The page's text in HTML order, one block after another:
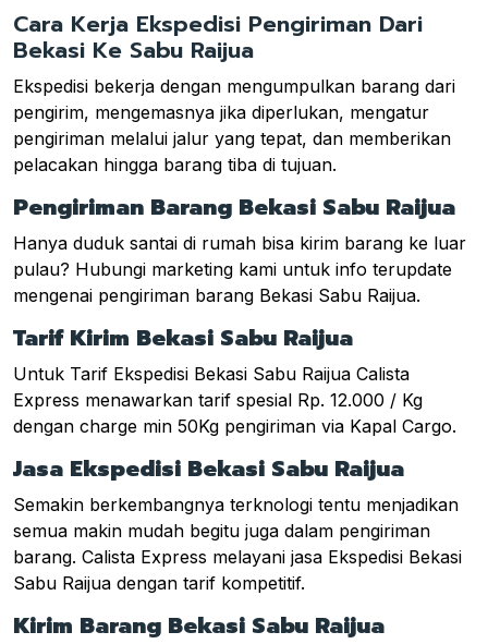
Cara Kerja Ekspedisi Pengiriman Dari
Bekasi Ke Sabu Raijua
Ekspedisi bekerja dengan mengumpulkan barang dari
pengirim, mengemasnya jika diperlukan, mengatur
pengiriman melalui jalur yang tepat, dan memberikan
pelacakan hingga barang tiba di tujuan.
Pengiriman Barang Bekasi Sabu Raijua
Hanya duduk santai di rumah bisa kirim barang ke luar
pulau? Hubungi marketing kami untuk info terupdate
mengenai pengiriman barang Bekasi Sabu Raijua.
Tarif Kirim Bekasi Sabu Raijua
Untuk Tarif Ekspedisi Bekasi Sabu Raijua Calista
Express menawarkan tarif spesial Rp. 12.000 / Kg
dengan charge min 50Kg pengiriman via Kapal Cargo.
Jasa Ekspedisi Bekasi Sabu Raijua
Semakin berkembangnya terknologi tentu menjadikan
semua makin mudah begitu juga dalam pengiriman
barang. Calista Express melayani jasa Ekspedisi Bekasi
Sabu Raijua dengan tarif kompetitif.
Kirim Barang Bekasi Sabu Raijua